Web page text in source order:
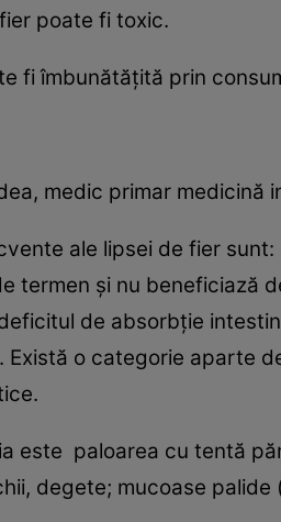
poate fi toxic.
fi îmbunătățită prin
medic primar medicină
ale lipsei de fier
termen și nu beneficiază
de absorbție
o categorie aparte
este paloarea cu tentă
degete; mucoase palide